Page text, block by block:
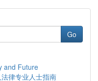
Go
and Future
律专业人士指南